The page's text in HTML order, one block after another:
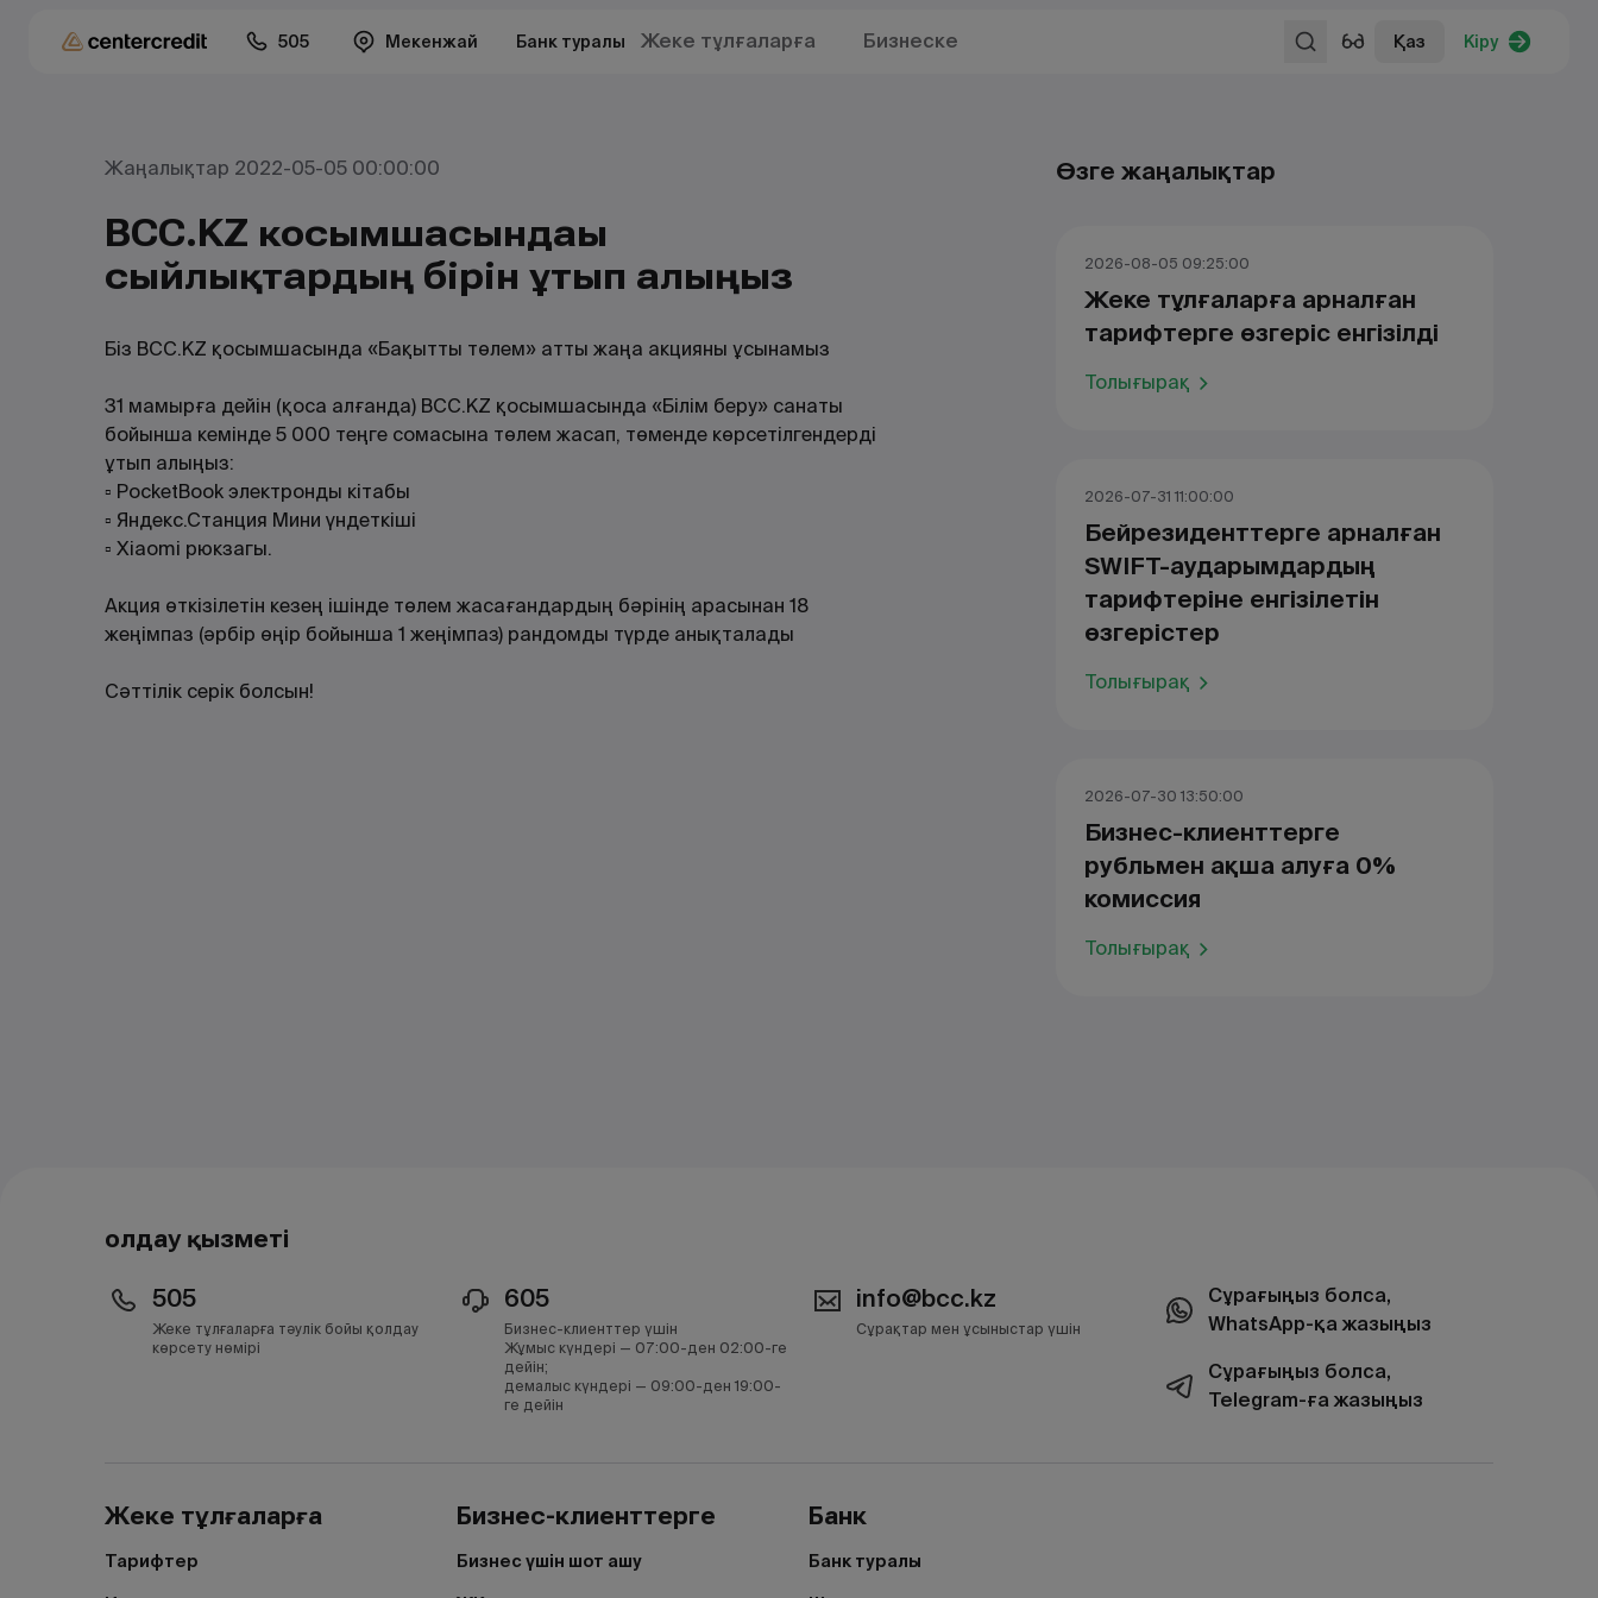
505 Мекенжай Банк туралы Жеке тұлғаларға Бизнеске Қаз Кіру
Жаңалықтар 2022-05-05 00:00:00
BCC.KZ косымшасындағы
сыйлықтардың бірін ұтып алыңыз
Біз BCC.KZ қосымшасында «Бақытты төлем» атты жаңа акцияны ұсынамыз
31 мамырға дейін (қоса алғанда) BCC.KZ қосымшасында «Білім беру» санаты
бойынша кемінде 5 000 теңге сомасына төлем жасап, төменде көрсетілгендерді
ұтып алыңыз:
▫️ PocketBook электронды кітабы
▫️ Яндекс.Станция Мини үндеткіші
▫️ Xiaomi рюкзагы.
Акция өткізілетін кезең ішінде төлем жасағандардың бәрінің арасынан 18
жеңімпаз (әрбір өңір бойынша 1 жеңімпаз) рандомды түрде анықталады
Сәттілік серік болсын!
Өзге жаңалықтар
2026-08-05 09:25:00
Жеке тұлғаларға арналған
тарифтерге өзгеріс енгізілді
Толығырақ
2026-07-31 11:00:00
Бейрезиденттерге арналған
SWIFT-аударымдардың
тарифтеріне енгізілетін
өзгерістер
Толығырақ
2026-07-30 13:50:00
Бизнес-клиенттерге
рубльмен ақша алуға 0%
комиссия
Толығырақ
Қолдау қызметі
505
Жеке тұлғаларға тәулік бойы қолдау
көрсету нөмірі
605
Бизнес-клиенттер үшін
Жұмыс күндері — 07:00-ден 02:00-ге
дейін;
демалыс күндері — 09:00-ден 19:00-
ге дейін
info@bcc.kz
Сұрақтар мен ұсыныстар үшін
Сұрағыңыз болса,
WhatsApp-қа жазыңыз
Сұрағыңыз болса,
Telegram-ға жазыңыз
Жеке тұлғаларға
Тарифтер
Бизнес-клиенттерге
Бизнес үшін шот ашу
Банк
Банк туралы